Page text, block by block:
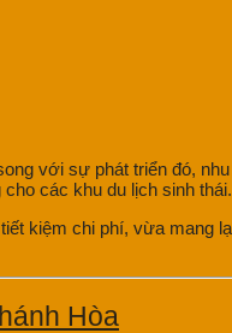
với sự phát triển đó, nhu
các khu du lịch sinh thái.
kiệm chi phí, vừa mang